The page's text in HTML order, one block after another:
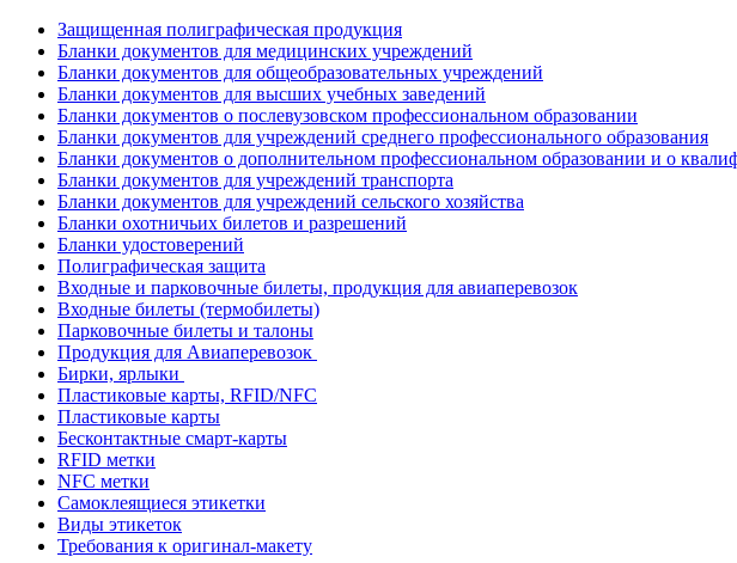
Защищенная полиграфическая продукция
Бланки документов для медицинских учреждений
Бланки документов для общеобразовательных учреждений
Бланки документов для высших учебных заведений
Бланки документов о послевузовском профессиональном образовании
Бланки документов для учреждений среднего профессионального образования
Бланки документов о дополнительном профессиональном образовании и о
Бланки документов для учреждений транспорта
Бланки документов для учреждений сельского хозяйства
Бланки охотничьих билетов и разрешений
Бланки удостоверений
Полиграфическая защита
Входные и парковочные билеты, продукция для авиаперевозок
Входные билеты (термобилеты)
Парковочные билеты и талоны
Продукция для Авиаперевозок
Бирки, ярлыки
Пластиковые карты, RFID/NFC
Пластиковые карты
Бесконтактные смарт-карты
RFID метки
NFC метки
Самоклеящиеся этикетки
Виды этикеток
Требования к оригинал-макету